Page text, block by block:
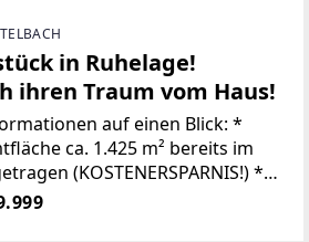
in Ruhelage!
ihren Traum vom Haus!
auf einen Blick: *
ca. 1.425 m² bereits im
(KOSTENERSPARNIS!) *
(Einheitssatz bei 867,50 €) *
vorhanden